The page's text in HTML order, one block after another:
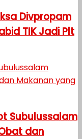
Divpropam
TIK Jadi Plt
Subulussalam
dan